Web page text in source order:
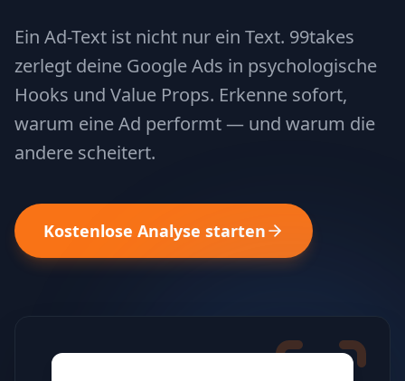
Ein Ad-Text ist nicht nur ein Text. 99takes
zerlegt deine Google Ads in psychologische
Hooks und Value Props. Erkenne sofort,
warum eine Ad performt — und warum die
andere scheitert.
Kostenlose Analyse starten